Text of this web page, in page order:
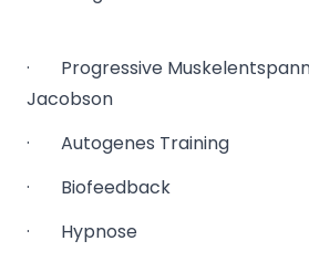
· Progressive
Jacobson
· Autogenes Training
· Biofeedback
· Hypnose